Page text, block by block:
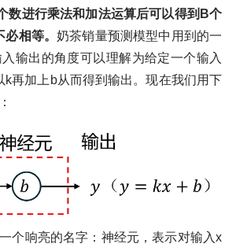
数进行乘法和加法运算后可以得到B个
必相等。奶茶销量预测模型中用到的一
输出的角度可以理解为给定一个输入
k再加上b从而得到输出。现在我们用下
个响亮的名字：神经元，表示对输入x